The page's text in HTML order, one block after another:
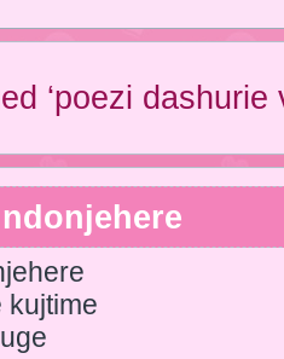
‘poezi dashurie
kujtime